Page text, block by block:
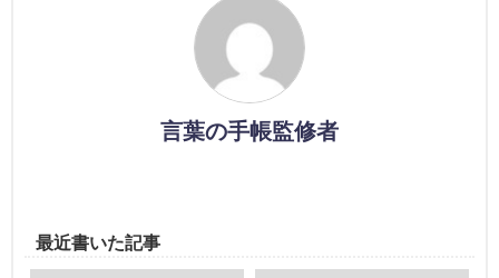
言葉の手帳監修者
最近書いた記事